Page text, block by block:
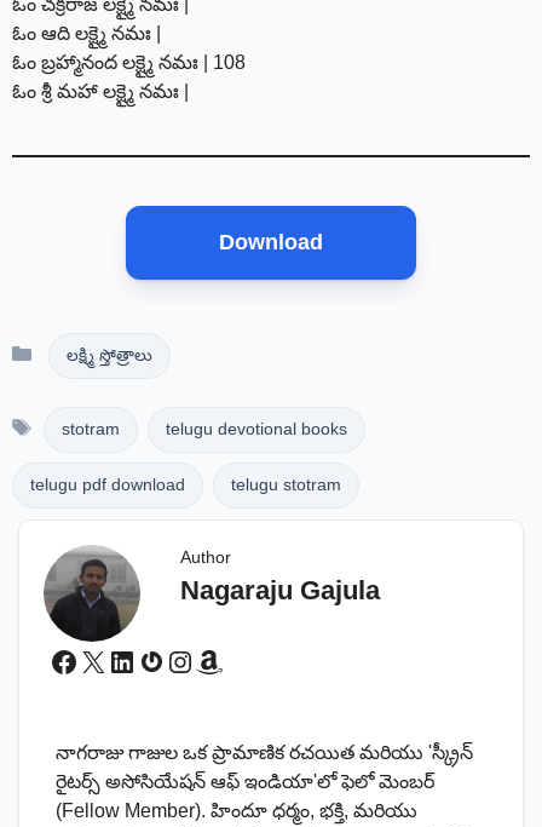
ఓం ఆది లక్ష్మై నమః |
ఓం బ్రహ్మానంద లక్ష్మై నమః | 108
ఓం శ్రీ మహా లక్ష్మై నమః |
Download
Categories
లక్ష్మి స్తోత్రాలు
Tagsstotram telugu devotional books
telugu pdf download telugu stotram
Author
Nagaraju Gajula
Facebook
X LinkedIn
Gravatar
Instagram
Amazon
నాగరాజు గాజుల ఒక ప్రామాణిక రచయిత మరియు 'స్క్రీన్
రైటర్స్ అసోసియేషన్ ఆఫ్ ఇండియా'లో ఫెలో మెంబర్
(Fellow Member). హిందూ ధర్మం, భక్తి, మరియు